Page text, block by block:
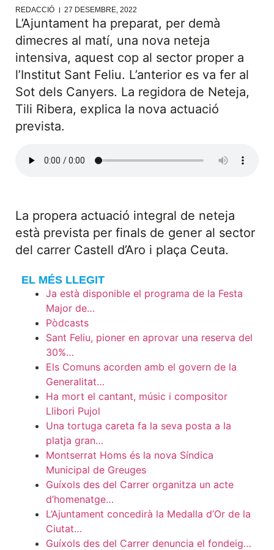
REDACCIÓ 27 DESEMBRE, 2022
L’Ajuntament ha preparat, per demà
dimecres al matí, una nova neteja
intensiva, aquest cop al sector proper a
l’Institut Sant Feliu. L’anterior es va fer al
Sot dels Canyers. La regidora de Neteja,
Tili Ribera, explica la nova actuació
prevista.
La propera actuació integral de neteja
està prevista per finals de gener al sector
del carrer Castell d’Aro i plaça Ceuta.
EL MÉS LLEGIT
Ja està disponible el programa de la Festa
Major de…
Pòdcasts
Sant Feliu, pioner en aprovar una reserva del
30%…
Els Comuns acorden amb el govern de la
Generalitat…
Ha mort el cantant, músic i compositor
Llibori Pujol
Una tortuga careta fa la seva posta a la
platja gran…
Montserrat Homs és la nova Síndica
Municipal de Greuges
Guíxols des del Carrer organitza un acte
d’homenatge…
L’Ajuntament concedirà la Medalla d’Or de la
Ciutat…
Guíxols des del Carrer denuncia el fondeig…